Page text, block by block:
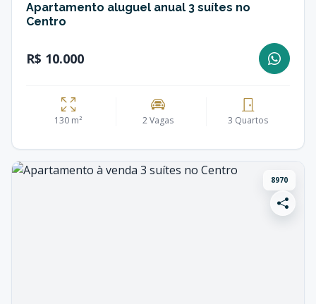
Apartamento aluguel anual 3 suítes no
Centro
R$ 10.000
130 m² 2 Vagas 3 Quartos
8970